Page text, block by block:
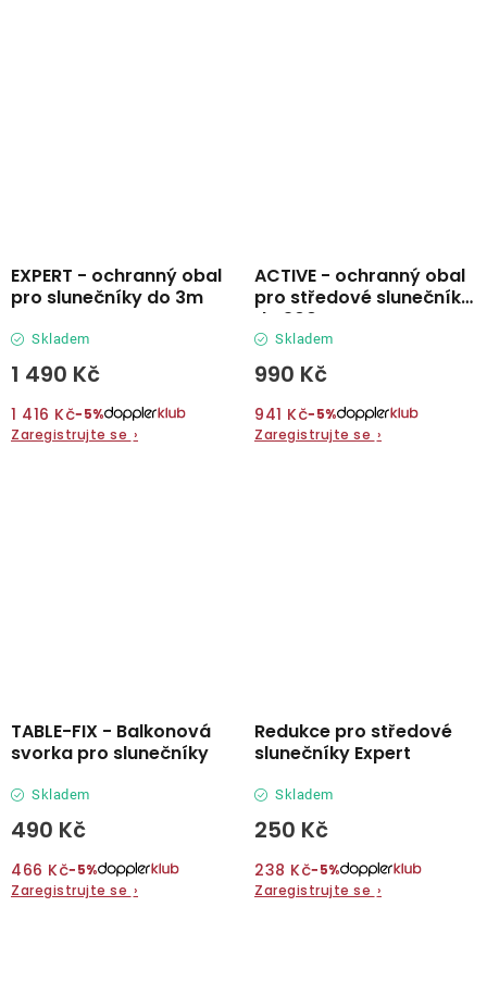
EXPERT - ochranný obal
pro slunečníky do 3m
Skladem
1 490 Kč
1 416 Kč−5%
Zaregistrujte se ›
ACTIVE - ochranný obal
pro středové slunečníky
do 300 cm
Skladem
990 Kč
941 Kč−5%
Zaregistrujte se ›
TABLE-FIX - Balkonová
svorka pro slunečníky
Skladem
490 Kč
466 Kč−5%
Zaregistrujte se ›
Redukce pro středové
slunečníky Expert
Skladem
250 Kč
238 Kč−5%
Zaregistrujte se ›